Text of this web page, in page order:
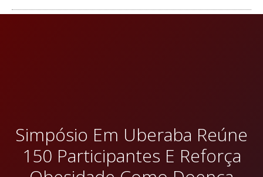
Simpósio Em Uberaba Reúne
150 Participantes E Reforça